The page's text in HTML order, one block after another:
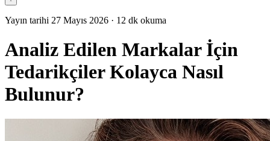
Yayın tarihi 27 Mayıs 2026 · 12 dk okuma
Analiz Edilen Markalar İçin
Tedarikçiler Kolayca Nasıl
Bulunur?